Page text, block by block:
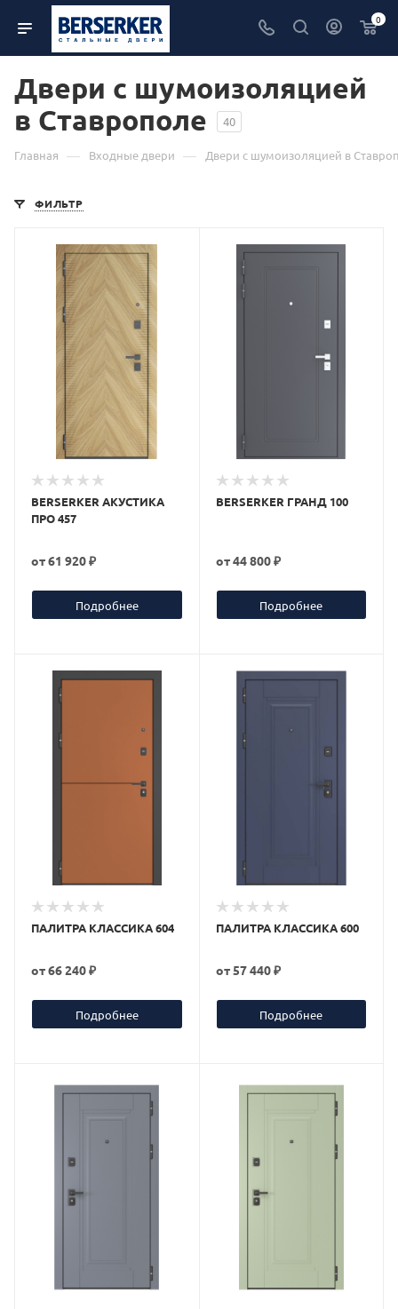
0
Двери с шумоизоляцией
в Ставрополе
40
Главная — Входные двери — Двери с шумоизоляцией в
ФИЛЬТР
BERSERKER АКУСТИКА
ПРО 457
от61 920 ₽
Подробнее
BERSERKER ГРАНД 100
от44 800 ₽
Подробнее
ПАЛИТРА КЛАССИКА 604
от66 240 ₽
Подробнее
ПАЛИТРА КЛАССИКА 600
от57 440 ₽
Подробнее